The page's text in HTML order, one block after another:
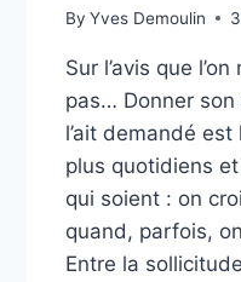
By Yves Demoulin
Sur l’avis que
pas… Donner son
l’ait demandé est
plus quotidiens
qui soient : on
quand, parfois,
Entre la